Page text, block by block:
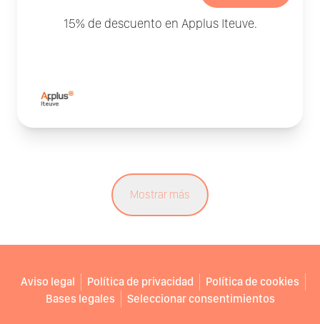
15% de descuento en Applus Iteuve.
Mostrar más
Aviso legal Política de privacidad
Política de cookies
Bases legales
Seleccionar consentimientos